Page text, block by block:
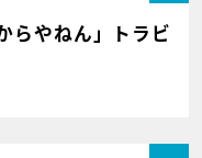
らやねん」トラビ